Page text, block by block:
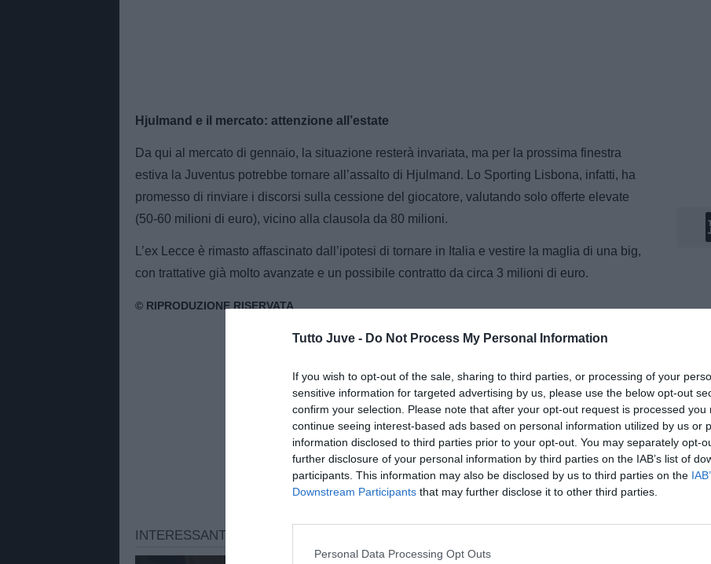
Tutto Juve - Do Not Process My Personal Information
If you wish to opt-out of the sale, sharing to third parties, or processing of your
sensitive information for targeted advertising by us, please use the below opt-out
confirm your selection. Please note that after your opt-out request is processed you
continue seeing interest-based ads based on personal information utilized by us or
information disclosed to third parties prior to your opt-out. You may separately opt-
further disclosure of your personal information by third parties on the IAB’s list of
participants. This information may also be disclosed by us to third parties on the
Downstream Participants that may further disclose it to other third parties.
Personal Data Processing Opt Outs
Hjulmand e il mercato: attenzione all’estate
Da qui al mercato di gennaio, la situazione resterà invariata, ma per la prossima finestra
estiva la Juventus potrebbe tornare all’assalto di Hjulmand. Lo Sporting Lisbona, infatti, ha
promesso di rinviare i discorsi sulla cessione del giocatore, valutando solo offerte elevate
(50-60 milioni di euro), vicino alla clausola da 80 milioni.
L’ex Lecce è rimasto affascinato dall’ipotesi di tornare in Italia e vestire la maglia di una big,
con trattative già molto avanzate e un possibile contratto da circa 3 milioni di euro.